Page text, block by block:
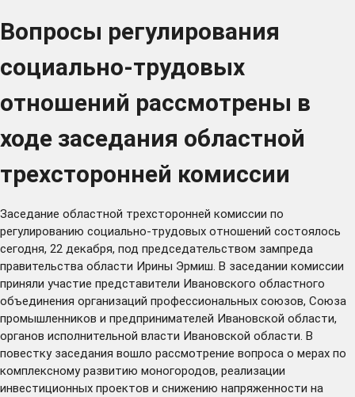
Вопросы регулирования
социально-трудовых
отношений рассмотрены в
ходе заседания областной
трехсторонней комиссии
Заседание областной трехсторонней комиссии по
регулированию социально-трудовых отношений состоялось
сегодня, 22 декабря, под председательством зампреда
правительства области Ирины Эрмиш. В заседании комиссии
приняли участие представители Ивановского областного
объединения организаций профессиональных союзов, Союза
промышленников и предпринимателей Ивановской области,
органов исполнительной власти Ивановской области. В
повестку заседания вошло рассмотрение вопроса о мерах по
комплексному развитию моногородов, реализации
инвестиционных проектов и снижению напряженности на